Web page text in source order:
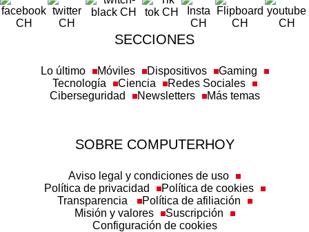
SECCIONES
Lo último Móviles Dispositivos
Gaming
Tecnología
Ciencia
Redes Sociales
Ciberseguridad
Newsletters Más temas
SOBRE COMPUTERHOY
Aviso legal y condiciones de uso
Política de privacidad
Política de cookies
Transparencia
Política de afiliación
Misión y valores
Suscripción
Configuración de cookies